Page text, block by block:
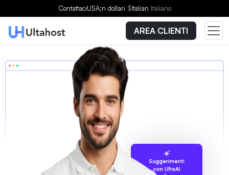
ContattaciUSA:n dollari $Italian Italiano
AREA CLIENTI
Suggerimenti
con UltaAI